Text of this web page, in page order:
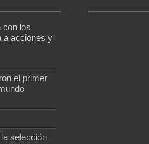
con los
a acciones y
el primer
selección